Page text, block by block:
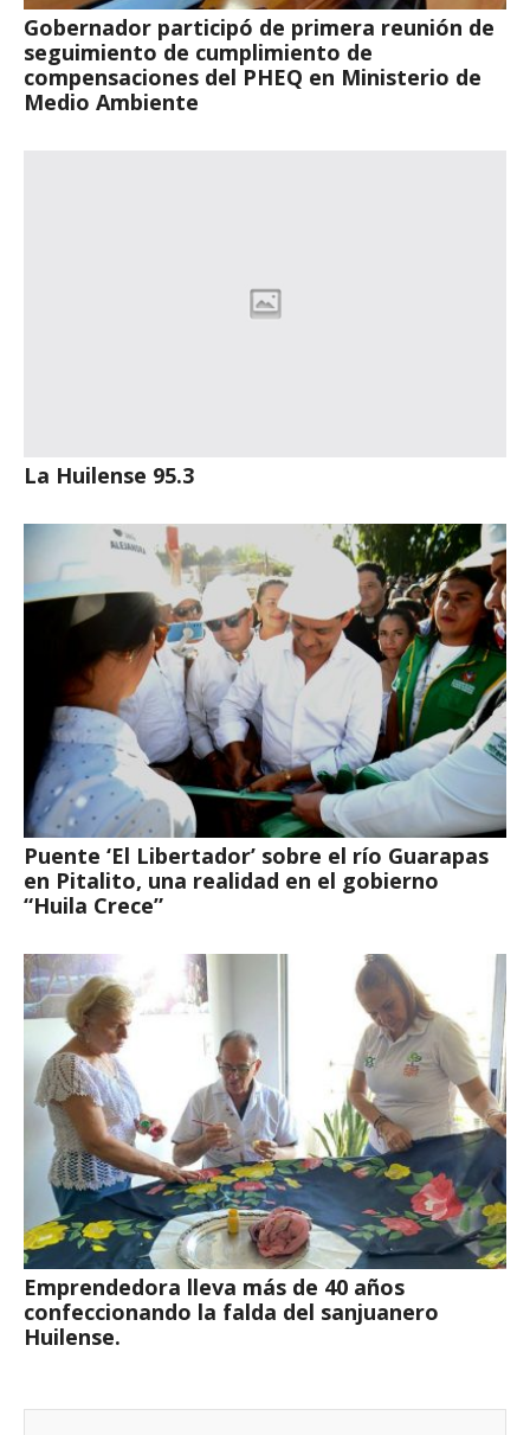
Gobernador participó de primera reunión de
seguimiento de cumplimiento de
compensaciones del PHEQ en Ministerio de
Medio Ambiente
La Huilense 95.3
Puente ‘El Libertador’ sobre el río Guarapas
en Pitalito, una realidad en el gobierno
“Huila Crece”
Emprendedora lleva más de 40 años
confeccionando la falda del sanjuanero
Huilense.